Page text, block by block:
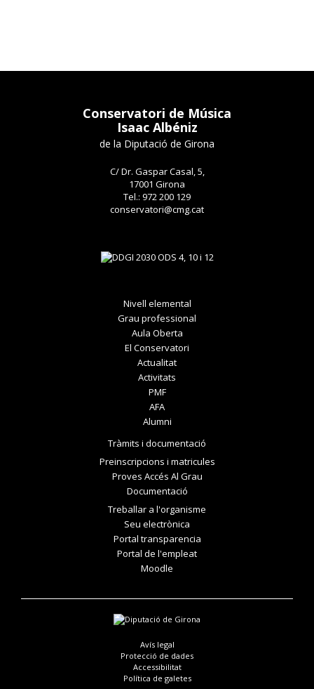
Conservatori de Música
Isaac Albéniz
de la Diputació de Girona
C/ Dr. Gaspar Casal, 5,
17001 Girona
Tel.: 972 200 129
conservatori@cmg.cat
Nivell elemental
Grau professional
Aula Oberta
El Conservatori
Actualitat
Activitats
PMF
AFA
Alumni
Tràmits i documentació
Preinscripcions i matricules
Proves Accés Al Grau
Documentació
Treballar a l'organisme
Seu electrònica
Portal transparencia
Portal de l'empleat
Moodle
Avís legal
Protecció de dades
Accessibilitat
Política de galetes